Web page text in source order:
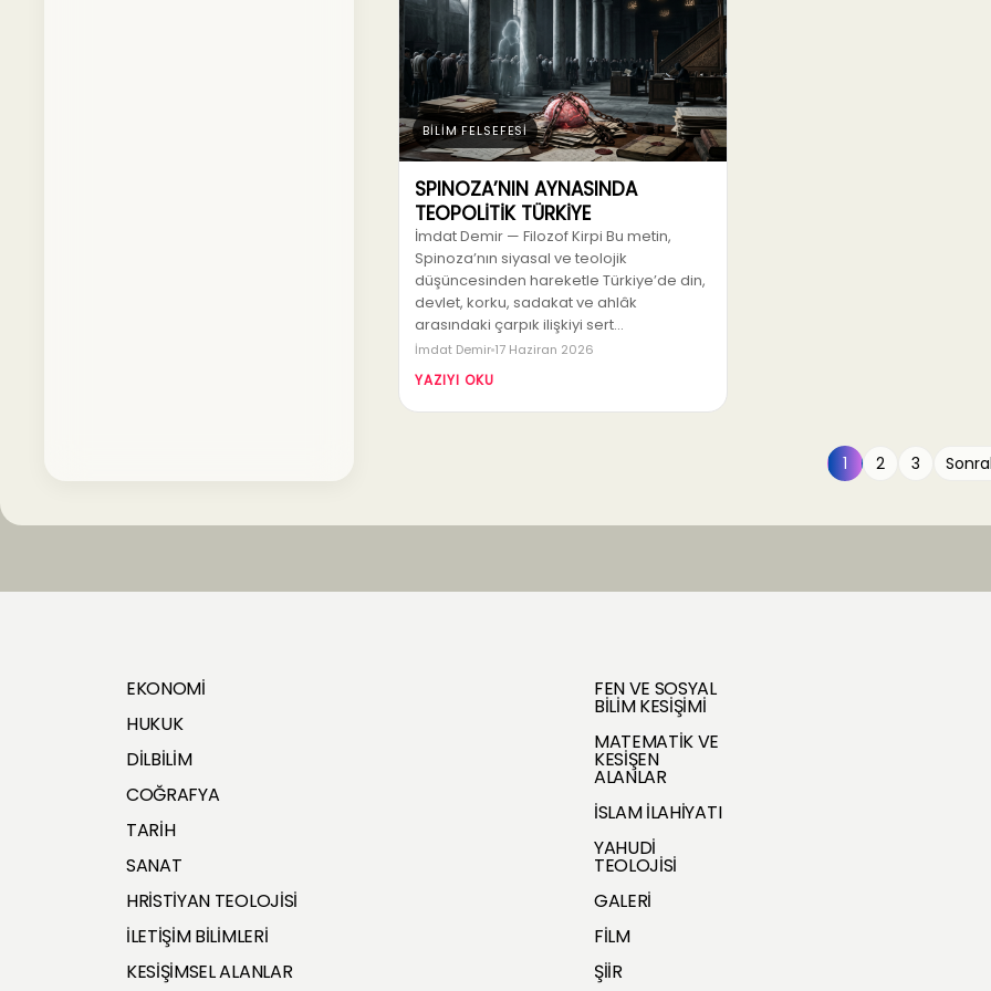
BİLİM FELSEFESİ
SPINOZA’NIN AYNASINDA
TEOPOLİTİK TÜRKİYE
İmdat Demir — Filozof Kirpi Bu metin,
Spinoza’nın siyasal ve teolojik
düşüncesinden hareketle Türkiye’de din,
devlet, korku, sadakat ve ahlâk
arasındaki çarpık ilişkiyi sert…
İmdat Demir 17 Haziran 2026
YAZIYI OKU
1 2 3
EKONOMİ
HUKUK
DİLBİLİM
COĞRAFYA
TARİH
SANAT
HRİSTİYAN TEOLOJİSİ
İLETİŞİM BİLİMLERİ
KESİŞİMSEL ALANLAR
FEN VE SOSYAL
BİLİM KESİŞİMİ
MATEMATİK VE
KESİŞEN
ALANLAR
İSLAM İLAHİYATI
YAHUDİ
TEOLOJİSİ
GALERİ
FİLM
ŞİİR